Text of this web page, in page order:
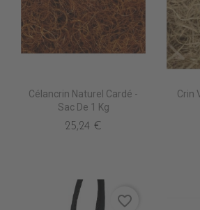
Célancrin Naturel Cardé -
Sac De 1 Kg
25,24 €
Crin
favorite_border